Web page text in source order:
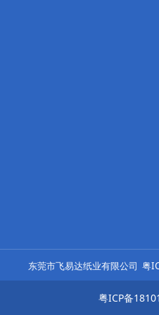
东莞市飞易达纸业有限公司 粤
粤ICP备